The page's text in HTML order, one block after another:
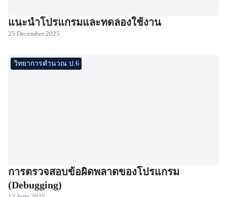
แนะนำโปรแกรมและทดลองใช้งาน
25 December 2025
วิทยาการคำนวณ ป.6
การตรวจสอบข้อผิดพลาดของโปรแกรม
(Debugging)